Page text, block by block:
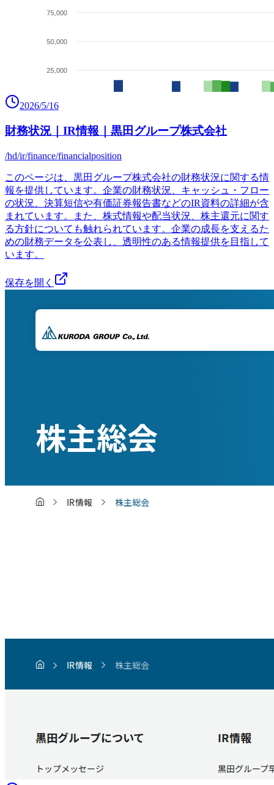
2026/5/16
財務状況｜IR情報｜黒田グループ株式会社
/hd/ir/finance/financialposition
このページは、黒田グループ株式会社の財務状況に関する情
報を提供しています。企業の財務状況、キャッシュ・フロー
の状況、決算短信や有価証券報告書などのIR資料の詳細が含
まれています。また、株式情報や配当状況、株主還元に関す
る方針についても触れられています。企業の成長を支えるた
めの財務データを公表し、透明性のある情報提供を目指して
います。
保存を開く